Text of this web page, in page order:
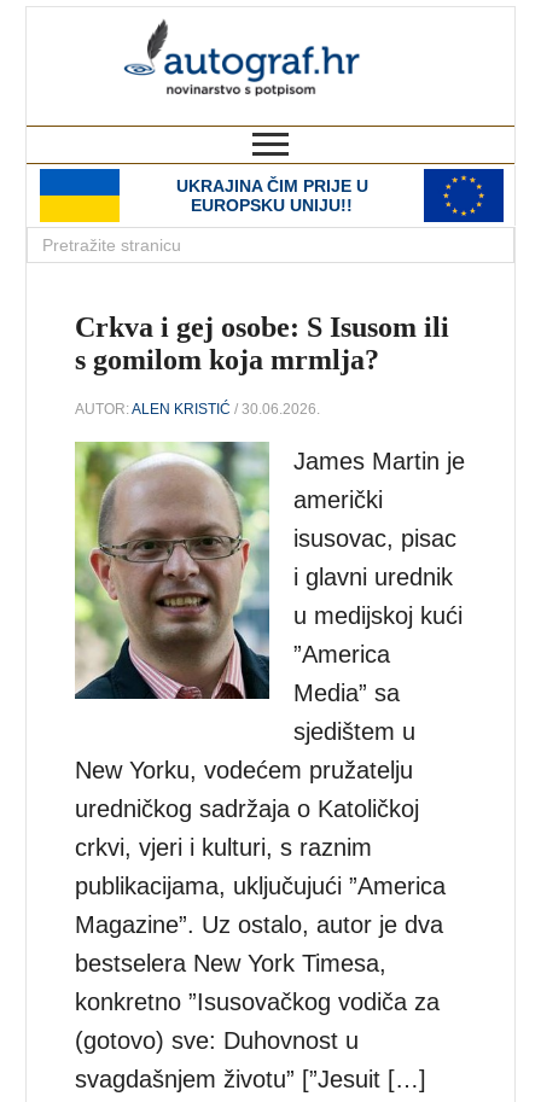
UKRAJINA ČIM PRIJE U
EUROPSKU UNIJU!!
Crkva i gej osobe: S Isusom ili
s gomilom koja mrmlja?
AUTOR:ALEN KRISTIĆ / 30.06.2026.
James Martin je
američki
isusovac, pisac
i glavni urednik
u medijskoj kući
”America
Media” sa
sjedištem u
New Yorku, vodećem pružatelju
uredničkog sadržaja o Katoličkoj
crkvi, vjeri i kulturi, s raznim
publikacijama, uključujući ”America
Magazine”. Uz ostalo, autor je dva
bestselera New York Timesa,
konkretno ”Isusovačkog vodiča za
(gotovo) sve: Duhovnost u
svagdašnjem životu” [”Jesuit […]